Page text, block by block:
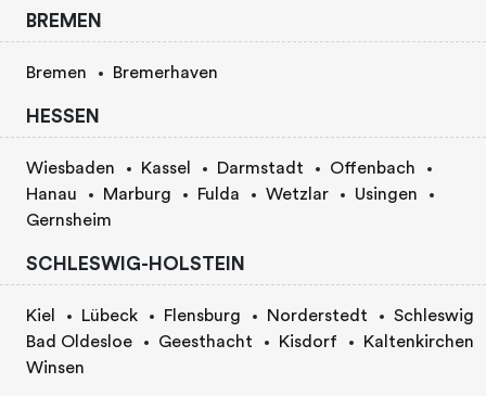
BREMEN
Bremen Bremerhaven
HESSEN
Wiesbaden Kassel Darmstadt
Offenbach
Hanau
Marburg Fulda Wetzlar
Usingen
Gernsheim
SCHLESWIG-HOLSTEIN
Kiel Lübeck Flensburg Norderstedt
Schleswig
Bad Oldesloe
Geesthacht Kisdorf
Kaltenkirchen
Winsen